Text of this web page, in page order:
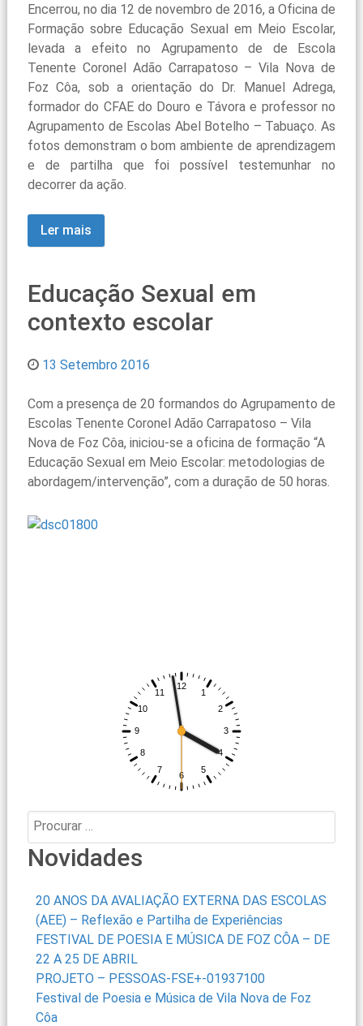
Encerrou, no dia 12 de novembro de 2016, a Oficina de
Formação sobre Educação Sexual em Meio Escolar,
levada a efeito no Agrupamento de de Escola
Tenente Coronel Adão Carrapatoso – Vila Nova de
Foz Côa, sob a orientação do Dr. Manuel Adrega,
formador do CFAE do Douro e Távora e professor no
Agrupamento de Escolas Abel Botelho – Tabuaço. As
fotos demonstram o bom ambiente de aprendizagem
e de partilha que foi possível testemunhar no
decorrer da ação.
Ler mais
Educação Sexual em
contexto escolar
13 Setembro 2016
Com a presença de 20 formandos do Agrupamento de
Escolas Tenente Coronel Adão Carrapatoso – Vila
Nova de Foz Côa, iniciou-se a oficina de formação “A
Educação Sexual em Meio Escolar: metodologias de
abordagem/intervenção”, com a duração de 50 horas.
Procurar:
Novidades
20 ANOS DA AVALIAÇÃO EXTERNA DAS ESCOLAS
(AEE) – Reflexão e Partilha de Experiências
FESTIVAL DE POESIA E MÚSICA DE FOZ CÔA – DE
22 A 25 DE ABRIL
PROJETO – PESSOAS-FSE+-01937100
Festival de Poesia e Música de Vila Nova de Foz
Côa